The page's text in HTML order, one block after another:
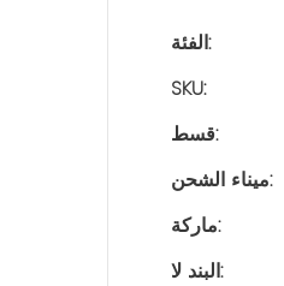
الفئة:
SKU:
قسط:
ميناء الشحن:
ماركة:
البند لا: